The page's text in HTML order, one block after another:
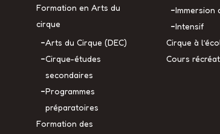
Formation en Arts du
cirque
Arts du Cirque (DEC)
Cirque-études
secondaires
Programmes
préparatoires
Formation des
Immersion
Intensif
Cirque à
Cours